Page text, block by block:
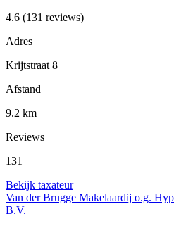
4.6 (131 reviews)
Adres
Krijtstraat 8
Afstand
9.2 km
Reviews
131
Bekijk taxateur
Van der Brugge Makelaardij o.g.
B.V.